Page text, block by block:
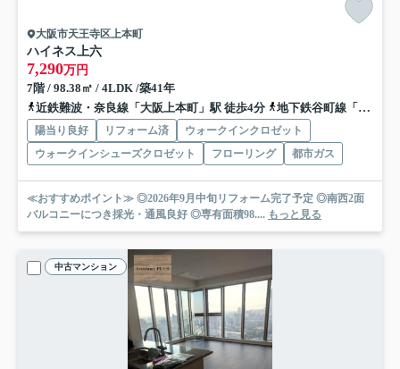
大阪市天王寺区上本町
ハイネス上六
7,290万円
7階 / 98.38㎡ / 4LDK /築41年
近鉄難波・奈良線「大阪上本町」駅 徒歩4分
地下鉄谷町線「谷町九丁目」駅 徒歩6分
陽当り良好 リフォーム済
ウォークインクロゼット
ウォークインシューズクロゼット
フローリング 都市ガス
≪おすすめポイント≫ ◎2026年9月中旬リフォーム完了予定 ◎南西2面
バルコニーにつき採光・通風良好 ◎専有面積98.... もっと見る
中古マンション